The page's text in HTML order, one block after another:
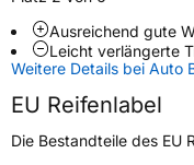
FahrzeugartTransporter
Weitere Eigenschaften
SchlauchtypTL
Ausreichend gute
Leicht verlängerte
Weitere Details bei Auto
EU Reifenlabel
Die Bestandteile des EU